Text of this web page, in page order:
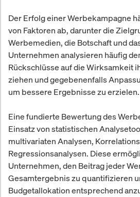
Der Erfolg einer Werbekampagne
von Faktoren ab, darunter die
Werbemedien, die Botschaft und
Unternehmen analysieren häufig
Rückschlüsse auf die Wirksamkeit
ziehen und gegebenenfalls
um bessere Ergebnisse zu erzielen.
Eine fundierte Bewertung des
Einsatz von statistischen
multivariaten Analysen,
Regressionsanalysen. Diese
Unternehmen, den Beitrag jeder
Gesamtergebnis zu quantifizieren
Budgetallokation entsprechend